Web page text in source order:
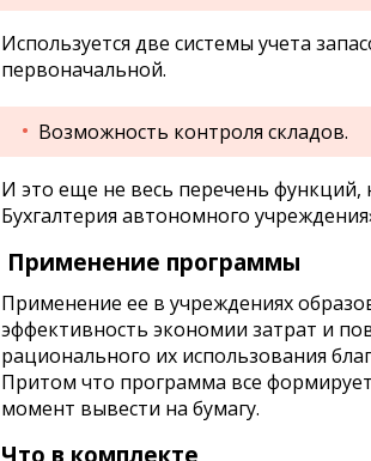
Используется две системы учета
первоначальной.
Возможность контроля складов.
И это еще не весь перечень функций,
Бухгалтерия автономного
Применение программы
Применение ее в учреждениях
эффективность экономии затрат и
рационального их использования
Притом что программа все
момент вывести на бумагу.
Что в комплекте